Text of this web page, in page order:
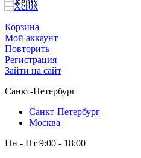
Корзина
Мой аккаунт
Повторить
Регистрация
Зайти на сайт
Санкт-Петербург
Санкт-Петербург
Москва
Пн - Пт 9:00 - 18:00